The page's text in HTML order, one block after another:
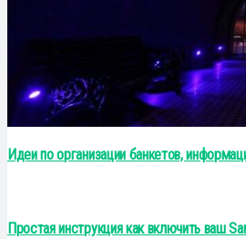
Идеи по организации банкетов,
Простая инструкция как включить ваш